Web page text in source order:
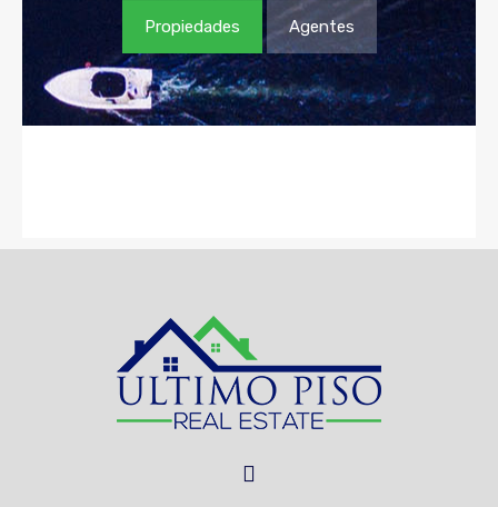
Propiedades Agentes